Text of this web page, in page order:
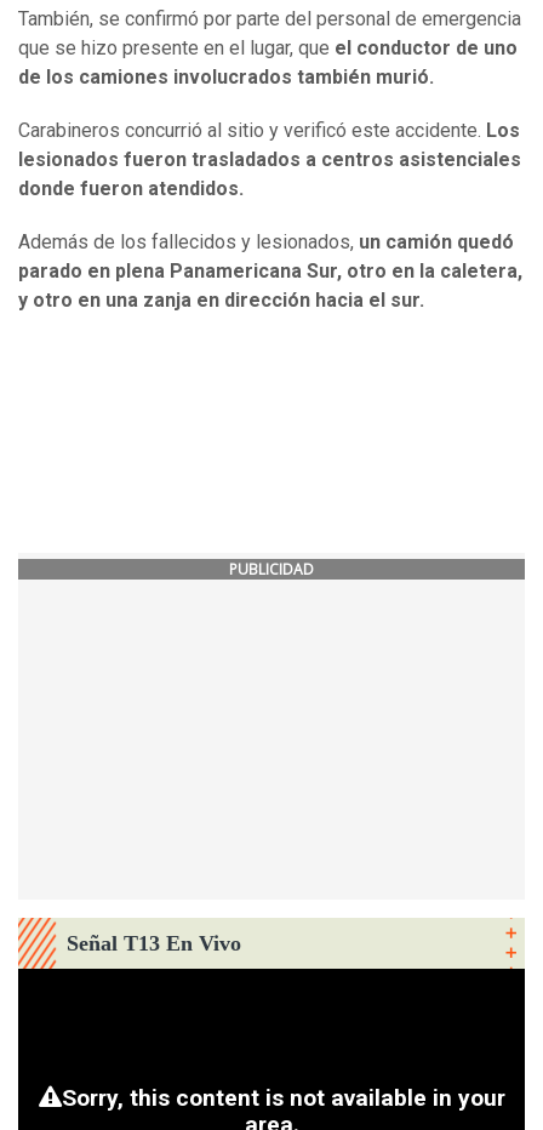
También, se confirmó por parte del personal de emergencia
que se hizo presente en el lugar, que el conductor de uno
de los camiones involucrados también murió.
Carabineros concurrió al sitio y verificó este accidente. Los
lesionados fueron trasladados a centros asistenciales
donde fueron atendidos.
Además de los fallecidos y lesionados, un camión quedó
parado en plena Panamericana Sur, otro en la caletera,
y otro en una zanja en dirección hacia el sur.
PUBLICIDAD
Señal T13 En Vivo